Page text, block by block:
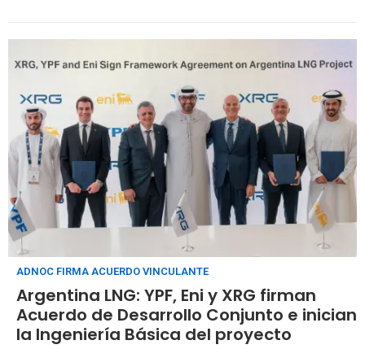
ADNOC FIRMA ACUERDO VINCULANTE
Argentina LNG: YPF, Eni y XRG firman
Acuerdo de Desarrollo Conjunto e inician
la Ingeniería Básica del proyecto